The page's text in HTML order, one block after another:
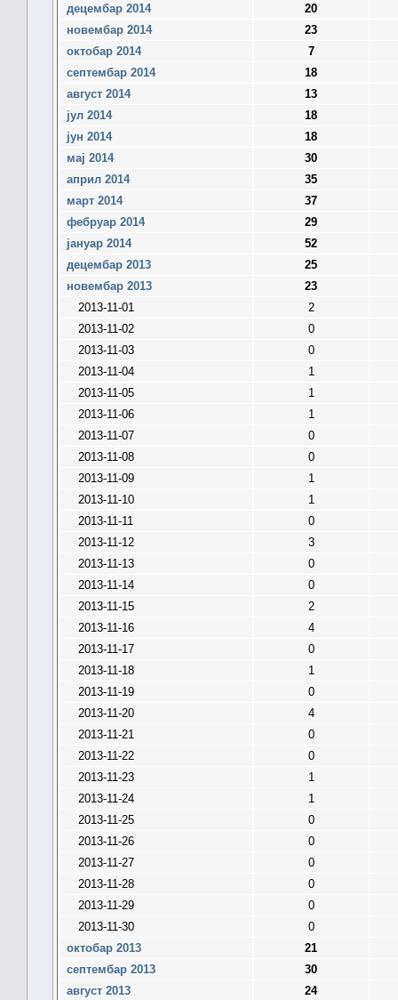
децембар 2014
20
новембар 2014
23
октобар 2014
7
септембар 2014
18
август 2014
13
јул 2014
18
јун 2014
18
мај 2014
30
април 2014
35
март 2014
37
фебруар 2014
29
јануар 2014
52
децембар 2013
25
новембар 2013
23
2013-11-01
2
2013-11-02
0
2013-11-03
0
2013-11-04
1
2013-11-05
1
2013-11-06
1
2013-11-07
0
2013-11-08
0
2013-11-09
1
2013-11-10
1
2013-11-11
0
2013-11-12
3
2013-11-13
0
2013-11-14
0
2013-11-15
2
2013-11-16
4
2013-11-17
0
2013-11-18
1
2013-11-19
0
2013-11-20
4
2013-11-21
0
2013-11-22
0
2013-11-23
1
2013-11-24
1
2013-11-25
0
2013-11-26
0
2013-11-27
0
2013-11-28
0
2013-11-29
0
2013-11-30
0
октобар 2013
21
септембар 2013
30
август 2013
24